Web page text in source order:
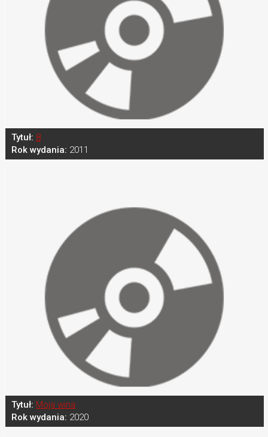
Tytuł: 8
Rok wydania: 2011
Tytuł: Moja wina
Rok wydania: 2020